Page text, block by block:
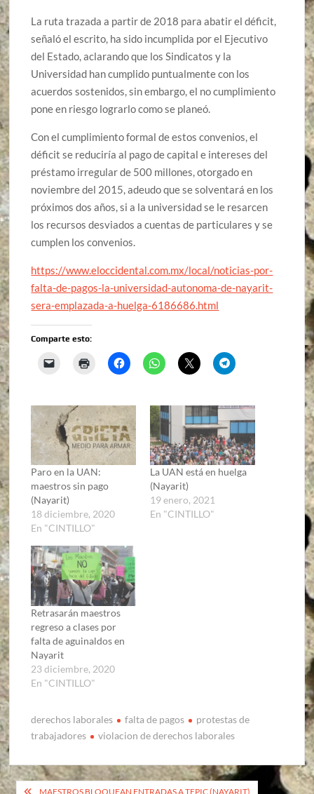
La ruta trazada a partir de 2018 para abatir el déficit,
señaló el escrito, ha sido incumplida por el Ejecutivo
del Estado, aclarando que los Sindicatos y la
Universidad han cumplido puntualmente con los
acuerdos sostenidos, sin embargo, el no cumplimiento
pone en riesgo lograrlo como se planeó.
Con el cumplimiento formal de estos convenios, el
déficit se reduciría al pago de capital e intereses del
préstamo irregular de 500 millones, otorgado en
noviembre del 2015, adeudo que se solventará en los
próximos dos años, si a la universidad se le resarcen
los recursos desviados a cuentas de particulares y se
cumplen los convenios.
https://www.eloccidental.com.mx/local/noticias-por-
falta-de-pagos-la-universidad-autonoma-de-nayarit-
sera-emplazada-a-huelga-6186686.html
Comparte esto:
Paro en la UAN:
maestros sin pago
(Nayarit)
18 diciembre, 2020
En "CINTILLO"
La UAN está en huelga
(Nayarit)
19 enero, 2021
En "CINTILLO"
Retrasarán maestros
regreso a clases por
falta de aguinaldos en
Nayarit
23 diciembre, 2020
En "CINTILLO"
derechos laborales falta de pagos
protestas de
trabajadores
violacion de derechos laborales
MAESTROS BLOQUEAN ENTRADAS A TEPIC (NAYARIT)